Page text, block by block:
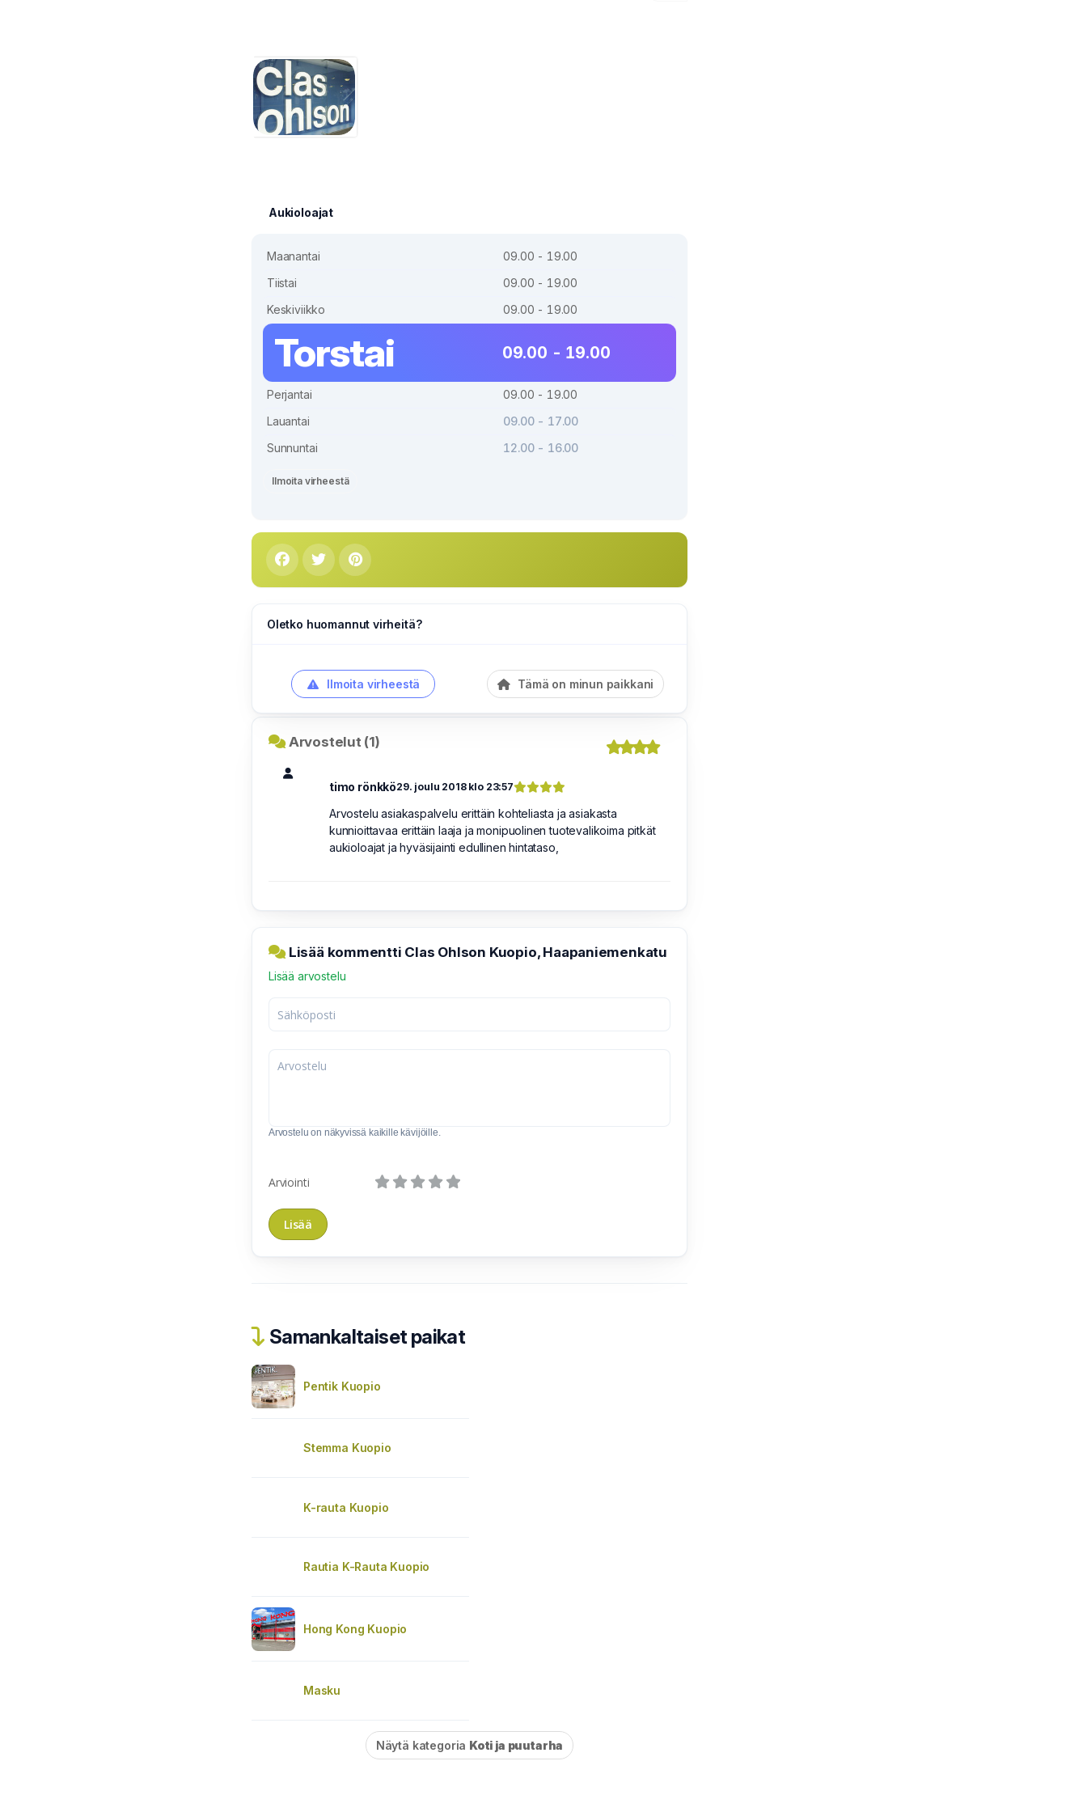
Aukioloajat
Maanantai
09.00 - 19.00
Tiistai
09.00 - 19.00
Keskiviikko
09.00 - 19.00
Torstai 09.00 - 19.00
Perjantai
09.00 - 19.00
Lauantai
09.00 - 17.00
Sunnuntai
12.00 - 16.00
Ilmoita virheestä
Oletko huomannut virheitä?
Ilmoita virheestä Tämä on minun paikkani
Arvostelut (1)
timo rönkkö29. joulu 2018 klo 23:57
Arvostelu asiakaspalvelu erittäin kohteliasta ja asiakasta
kunnioittavaa erittäin laaja ja monipuolinen tuotevalikoima pitkät
aukioloajat ja hyväsijainti edullinen hintataso,
Lisää kommentti Clas Ohlson Kuopio, Haapaniemenkatu
Lisää arvostelu
Arvostelu on näkyvissä kaikille kävijöille.
Arviointi
Samankaltaiset paikat
Pentik Kuopio
Stemma Kuopio
K-rauta Kuopio
Rautia K-Rauta Kuopio
Hong Kong Kuopio
Masku
Näytä kategoria Koti ja puutarha